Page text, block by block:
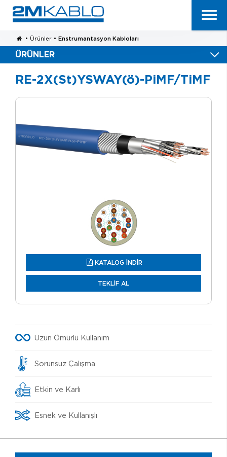
• Ürünler • Enstrumantasyon Kabloları
ÜRÜNLER
RE-2X(St)YSWAY(ö)-PiMF/TiMF
KATALOG İNDİR
TEKLİF AL
Uzun Ömürlü Kullanım
Sorunsuz Çalışma
Etkin ve Karlı
Esnek ve Kullanışlı